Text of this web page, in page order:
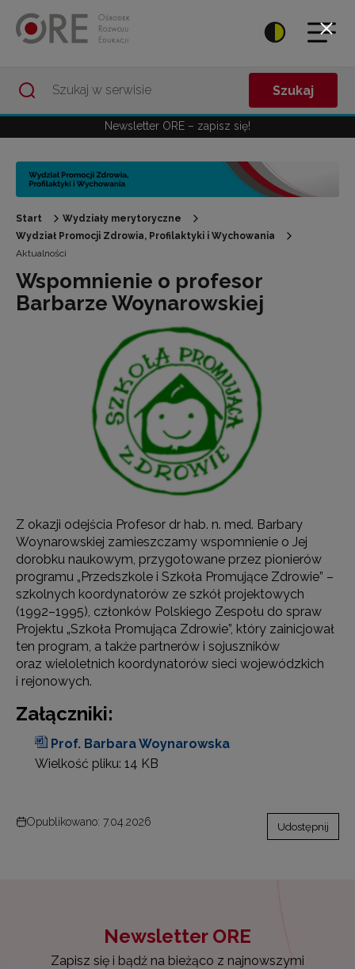
Szukaj
Newsletter ORE – zapisz się!
Start
Wydziały merytoryczne
Wydział Promocji Zdrowia, Profilaktyki i Wychowania
Aktualności
Wspomnienie o profesor
Barbarze Woynarowskiej
Z okazji odejścia Profesor dr hab. n. med. Barbary
Woynarowskiej zamieszczamy wspomnienie o Jej
dorobku naukowym, przygotowane przez pionierów
programu „Przedszkole i Szkoła Promujące Zdrowie” –
szkolnych koordynatorów ze szkół projektowych
(1992–1995), członków Polskiego Zespołu do spraw
Projektu „Szkoła Promująca Zdrowie”, który zainicjował
ten program, a także partnerów i sojuszników
oraz wieloletnich koordynatorów sieci wojewódzkich
i rejonowych.
Załączniki:
Prof. Barbara Woynarowska
Wielkość pliku: 14 KB
Opublikowano: 7.04.2026 Udostępnij
Newsletter ORE
Zapisz się i bądź na bieżąco z najnowszymi